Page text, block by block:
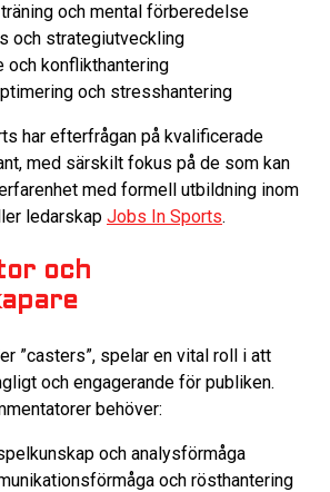
och mental förberedelse
och strategiutveckling
och konflikthantering
och stresshantering
har efterfrågan på kvalificerade
med särskilt fokus på de som kan
med formell utbildning inom
ledarskap Jobs In Sports.
och
”casters”, spelar en vital roll i att
och engagerande för publiken.
behöver:
och analysförmåga
och rösthantering